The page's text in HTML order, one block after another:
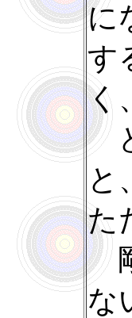
に
す
く
と
た
な